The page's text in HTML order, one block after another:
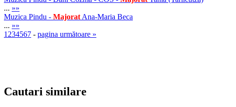
... »»
Muzica Pindu - Majorat Ana-Maria Beca
... »»
1 234567 - pagina următoare »
Cautari similare